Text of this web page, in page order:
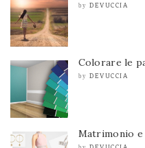
by DEVUCCIA
Colorare le
by DEVUCCIA
Matrimonio